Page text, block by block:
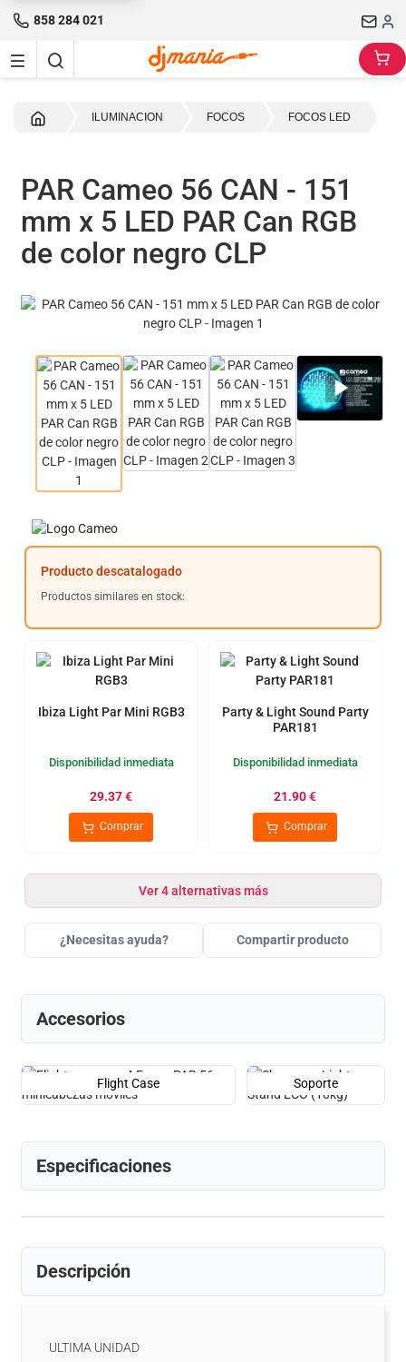
858 284 021
ILUMINACION FOCOS FOCOS LED
PAR Cameo 56 CAN - 151
mm x 5 LED PAR Can RGB
de color negro CLP
Producto descatalogado
Productos similares en stock:
Ibiza Light Par Mini RGB3
Disponibilidad inmediata
29.37€
Comprar
Party & Light Sound Party
PAR181
Disponibilidad inmediata
21.90€
Comprar
Ver 4 alternativas más
¿Necesitas ayuda? Compartir producto
Accesorios
Flight Case Soporte
Especificaciones
Descripción
ULTIMA UNIDAD